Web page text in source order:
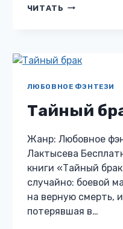
ЧИТАТЬ МОЙ
ДЕЛО
ПРОПАВШИХ
ЛЮБОВНОЕ ФЭНТЕЗИ
Тайный
Жанр: Любовное
Лактысева
книги «Тайный
случайно: боевой
на верную смерть,
потерявшая в…